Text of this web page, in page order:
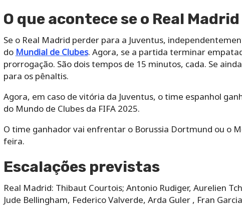
O que acontece se o Real
Se o Real Madrid perder para a Juventus,
do Mundial de Clubes. Agora, se a partida terminar
prorrogação. São dois tempos de 15 minutos, cada. Se
para os pênaltis.
Agora, em caso de vitória da Juventus, o time espanhol
do Mundo de Clubes da FIFA 2025.
O time ganhador vai enfrentar o Borussia Dortmund ou o
feira.
Escalações previstas
Real Madrid: Thibaut Courtois; Antonio Rudiger, Aurelien
Jude Bellingham, Federico Valverde, Arda Guler , Fran